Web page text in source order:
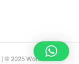
| © 2026 WordPress